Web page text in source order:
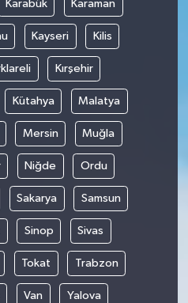
Karabük Karaman
Kayseri Kilis
Kırşehir
Kütahya Malatya
Mersin Muğla
Niğde Ordu
Sakarya Samsun
Sinop Sivas
Tokat Trabzon
Van Yalova